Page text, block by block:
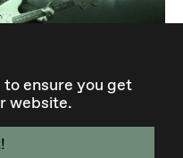
ensure you get
website.